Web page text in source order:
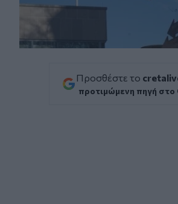
Προσθέστε το
προτιμώμενη πηγή στο